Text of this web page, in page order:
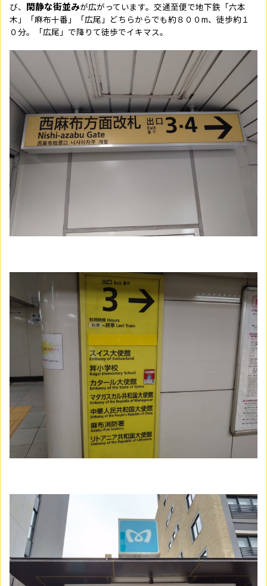
び、 閑静な街並みが広がっています。交通至便で地下鉄「六本
木」「麻布十番」「広尾」どちらからでも約８００m、徒歩約１
０分。「広尾」で降りて徒歩でイキマス。